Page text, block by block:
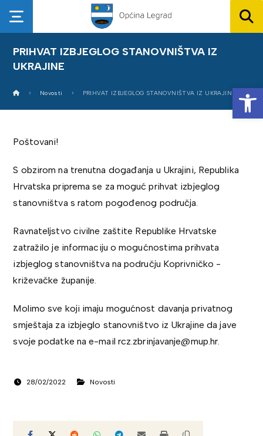
PRIHVAT IZBJEGLOG STANOVNIŠTVA IZ
UKRAJINE
Novosti PRIHVAT IZBJEGLOG STANOVNIŠTVA IZ UKRAJINE
Poštovani!
S obzirom na trenutna događanja u Ukrajini, Republika
Hrvatska priprema se za moguć prihvat izbjeglog
stanovništva s ratom pogođenog područja.
Ravnateljstvo civilne zaštite Republike Hrvatske
zatražilo je informaciju o mogućnostima prihvata
izbjeglog stanovništva na području Koprivničko -
križevačke županije.
Molimo sve koji imaju mogućnost davanja privatnog
smještaja za izbjeglo stanovništvo iz Ukrajine da jave
svoje podatke na e-mail rcz.zbrinjavanje@mup.hr.
28/02/2022 Novosti